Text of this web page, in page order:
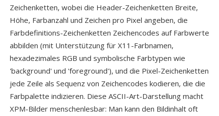
Zeichenketten, wobei die Header-Zeichenketten Breite,
Höhe, Farbanzahl und Zeichen pro Pixel angeben, die
Farbdefinitions-Zeichenketten Zeichencodes auf Farbwerte
abbilden (mit Unterstützung für X11-Farbnamen,
hexadezimales RGB und symbolische Farbtypen wie
'background' und 'foreground'), und die Pixel-Zeichenketten
jede Zeile als Sequenz von Zeichencodes kodieren, die die
Farbpalette indizieren. Diese ASCII-Art-Darstellung macht
XPM-Bilder menschenlesbar: Man kann den Bildinhalt oft